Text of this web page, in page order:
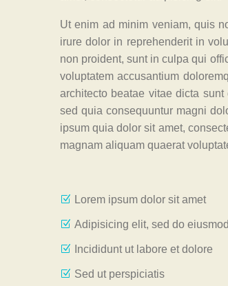
Ut enim ad minim veniam, quis
irure dolor in reprehenderit in
non proident, sunt in culpa qui
voluptatem accusantium
architecto beatae vitae dicta
sed quia consequuntur magni
ipsum quia dolor sit amet,
magnam aliquam quaerat
Lorem ipsum dolor sit amet
Adipisicing elit, sed do eiusmod
Incididunt ut labore et dolore
Sed ut perspiciatis